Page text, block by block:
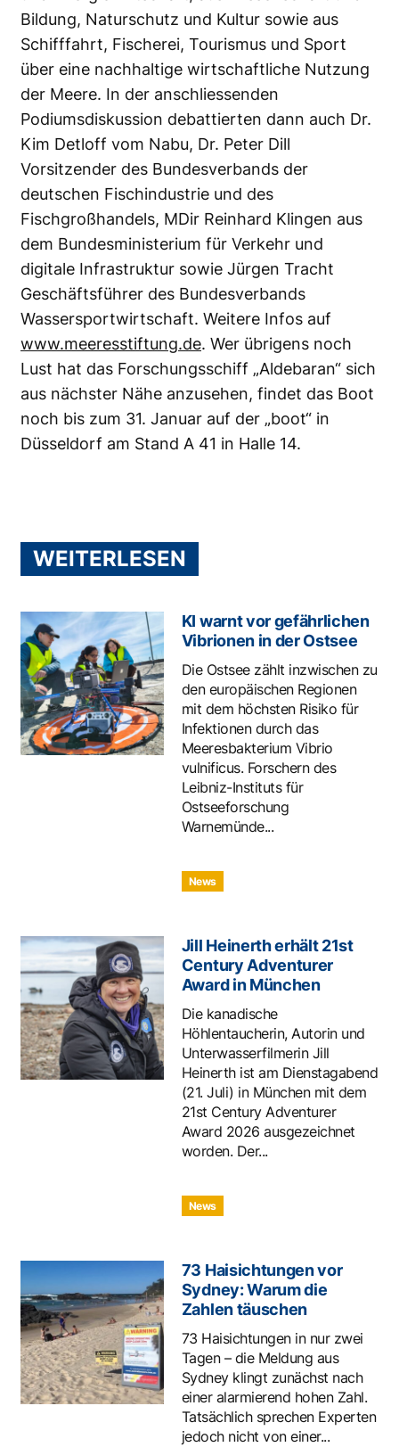
Bildung, Naturschutz und Kultur sowie aus
Schifffahrt, Fischerei, Tourismus und Sport
über eine nachhaltige wirtschaftliche Nutzung
der Meere. In der anschliessenden
Podiumsdiskussion debattierten dann auch Dr.
Kim Detloff vom Nabu, Dr. Peter Dill
Vorsitzender des Bundesverbands der
deutschen Fischindustrie und des
Fischgroßhandels, MDir Reinhard Klingen aus
dem Bundesministerium für Verkehr und
digitale Infrastruktur sowie Jürgen Tracht
Geschäftsführer des Bundesverbands
Wassersportwirtschaft. Weitere Infos auf
www.meeresstiftung.de. Wer übrigens noch
Lust hat das Forschungsschiff „Aldebaran“ sich
aus nächster Nähe anzusehen, findet das Boot
noch bis zum 31. Januar auf der „boot“ in
Düsseldorf am Stand A 41 in Halle 14.
WEITERLESEN
KI warnt vor gefährlichen
Vibrionen in der Ostsee
Die Ostsee zählt inzwischen zu
den europäischen Regionen
mit dem höchsten Risiko für
Infektionen durch das
Meeresbakterium Vibrio
vulnificus. Forschern des
Leibniz-Instituts für
Ostseeforschung
Warnemünde...
News
Jill Heinerth erhält 21st
Century Adventurer
Award in München
Die kanadische
Höhlentaucherin, Autorin und
Unterwasserfilmerin Jill
Heinerth ist am Dienstagabend
(21. Juli) in München mit dem
21st Century Adventurer
Award 2026 ausgezeichnet
worden. Der...
News
73 Haisichtungen vor
Sydney: Warum die
Zahlen täuschen
73 Haisichtungen in nur zwei
Tagen – die Meldung aus
Sydney klingt zunächst nach
einer alarmierend hohen Zahl.
Tatsächlich sprechen Experten
jedoch nicht von einer...